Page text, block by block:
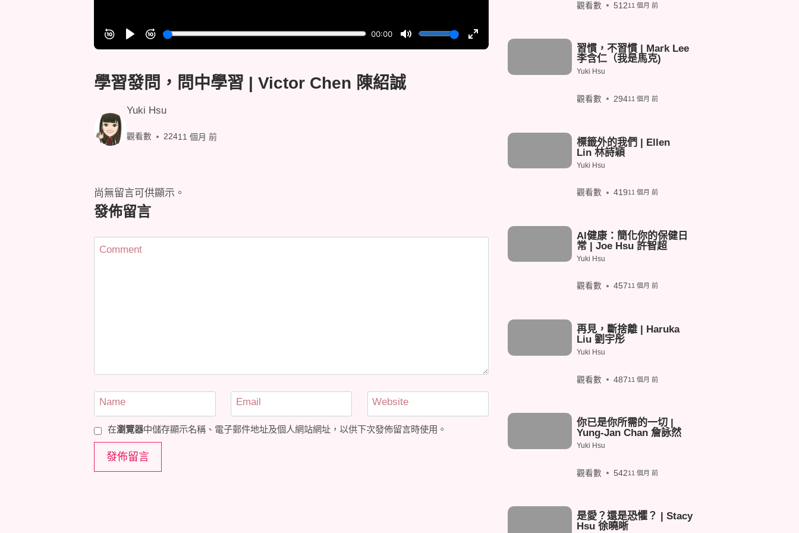
學習發問，問中學習 | Victor Chen 陳紹誠
Yuki Hsu
觀看數 22411 個月 前
尚無留言可供顯示。
發佈留言
Comment
Name Email Website
在瀏覽器中儲存顯示名稱、電子郵件地址及個人網站網址，以供下次發佈留言時使用。
觀看數 51211 個月 前
習慣，不習慣 | Mark Lee
李含仁（我是馬克)
Yuki Hsu
觀看數 29411 個月 前
標籤外的我們 | Ellen
Lin 林詩穎
Yuki Hsu
觀看數 41911 個月 前
AI健康：簡化你的保健日
常 | Joe Hsu 許智超
Yuki Hsu
觀看數 45711 個月 前
再見，斷捨離 | Haruka
Liu 劉宇彤
Yuki Hsu
觀看數 48711 個月 前
你已是你所需的一切 |
Yung-Jan Chan 詹詠然
Yuki Hsu
觀看數 54211 個月 前
是愛？還是恐懼？ | Stacy
Hsu 徐曉晰